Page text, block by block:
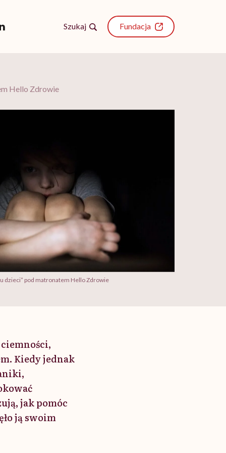
Szukaj Fundacja
Hello Zdrowie
dzieci” pod matronatem Hello Zdrowie
Kiedy jednak
jak pomóc
ją swoim